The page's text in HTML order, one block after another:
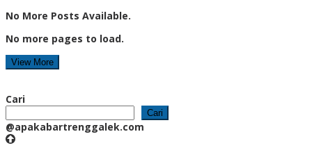
No More Posts Available.
No more pages to load.
View More
Cari
Cari
@apakabartrenggalek.com